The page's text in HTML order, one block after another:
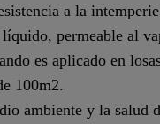
a la
permeable al
es aplicado en
100m2.
ambiente y la salud